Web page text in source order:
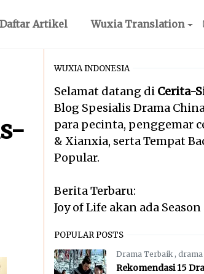
Daftar Artikel Wuxia Translation
WUXIA INDONESIA
Selamat datang di Cerita-
Blog Spesialis Drama
para pecinta, penggemar
& Xianxia, serta Tempat
Popular.
Berita Terbaru:
Joy of Life akan ada Season
POPULAR POSTS
Drama Terbaik , drama
Rekomendasi 15